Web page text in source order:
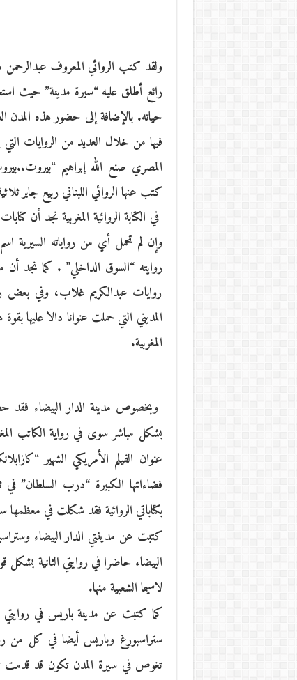
ولقد كتب الروائي المعروف
رائع أطلق عليه “سيرة مدينة” حيث
حياته. بالإضافة إلى حضور هذه المدن
فيها من خلال العديد من الروايات
المصري صنع الله إبراهيم
كتب عنها الروائي اللبناني ربيع جابر
في الكتابة الروائية المغربية نجد أن
وإن لم تحمل أي من رواياته السيرية
روايته “السوق الداخلي” . كما نجد
روايات عبدالكريم غلاب، وفي بعض
المديني التي حملت عنوانا دالا
المغربية.
وبخصوص مدينة الدار البيضاء فقد
بشكل مباشر سوى في رواية الكاتب
عنوان الفيلم الأمريكي الشهير
فضاءاتها الكبيرة “درب السلطان” في
بكتاباتي الروائية فقد شكلت في
كتبت عن مدينتي الدار البيضاء
البيضاء حاضرا في روايتي الثانية بشكل
لاسيما الشعبية منها.
كما كتبت عن مدينة باريس في روايتي
ستراسبورغ وباريس أيضا في كل من
تغوص في سيرة المدن تكون قد قدمت